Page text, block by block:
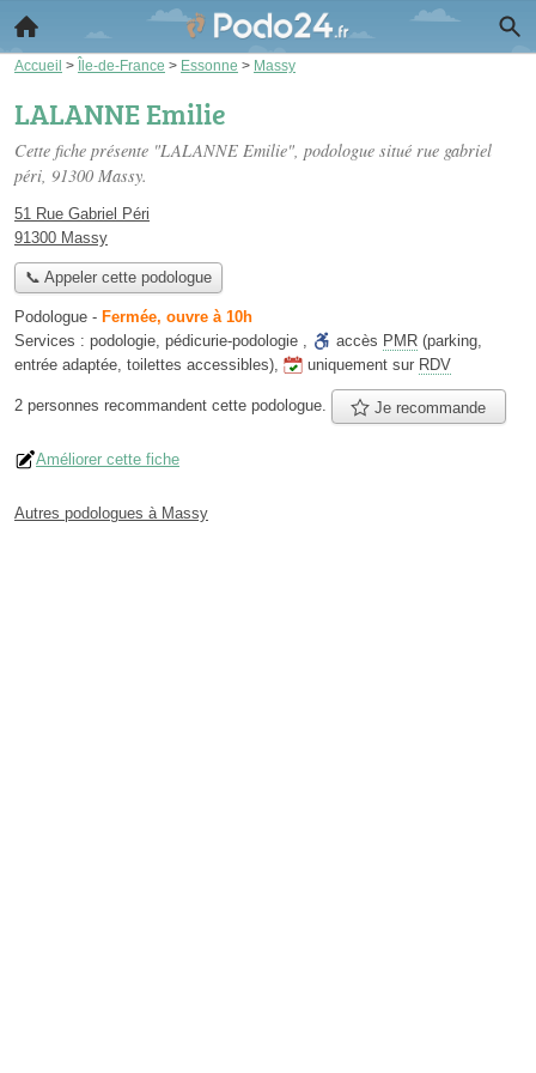
Accueil > Île-de-France > Essonne > Massy
LALANNE Emilie
Cette fiche présente "LALANNE Emilie", podologue situé rue gabriel
péri, 91300 Massy.
51 Rue Gabriel Péri
91300 Massy
📞 Appeler cette podologue
Podologue - Fermée, ouvre à 10h
Services : podologie, pédicurie-podologie , accès PMR (parking,
entrée adaptée, toilettes accessibles), uniquement sur RDV
2 personnes recommandent cette podologue. Je recommande
Améliorer cette fiche
Autres podologues à Massy